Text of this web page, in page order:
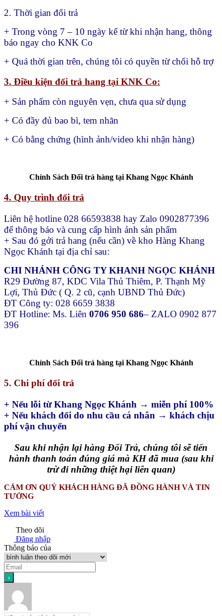
2. Thời gian đổi trả
+ Trong vòng 7 – 10 ngày kể từ khi nhận hang, thông
báo ngay cho KNK Co
+ Quá thời gian trên, chúng tôi có quyền từ chối hỗ trợ
3. Điều kiện đổi trả hang tại KNK Co:
+ Sản phẩm còn nguyên vẹn, chưa qua sử dụng
+ Có đầy đủ bao bì, tem nhãn
+ Có bằng chứng (hình ảnh/video khi nhận hàng)
Chính Sách Đổi trả hàng tại Khang Ngọc Khánh
4. Quy trình đổi trả
Liên hệ hotline 028 66593838 hay Zalo 0902877396
để thông báo và cung cấp hình ảnh sản phẩm
+ Sau đó gởi trả hang (nếu cần) về kho Hàng Khang
Ngọc Khánh tại địa chỉ sau:
CHI NHÁNH CÔNG TY KHANH NGỌC KHÁNH
R29 Đường 87, KDC Vila Thủ Thiêm, P. Thạnh Mỹ
Lợi, Thủ Đức ( Q. 2 cũ, cạnh UBND Thủ Đức)
ĐT Công ty: 028 6659 3838
ĐT Hotline: Ms. Liên 0706 950 686– ZALO 0902 877
396
Chính Sách Đổi trả hàng tại Khang Ngọc Khánh
5. Chi phí đổi trả
+ Nếu lỗi từ Khang Ngọc Khánh → miễn phí 100%
+ Nếu khách đổi do nhu cầu cá nhân → khách chịu
phí vận chuyển
Sau khi nhận lại hàng Đổi Trả, chúng tôi sẽ tiến
hành thanh toán đúng giá mà KH đã mua (sau khi
trừ đi những thiệt hại liên quan)
CẢM ƠN QUÝ KHÁCH HÀNG ĐÃ ĐỒNG HÀNH VÀ TIN
TƯỞNG
Xem bài viết
Theo dõi
Đăng nhập
Thông báo của